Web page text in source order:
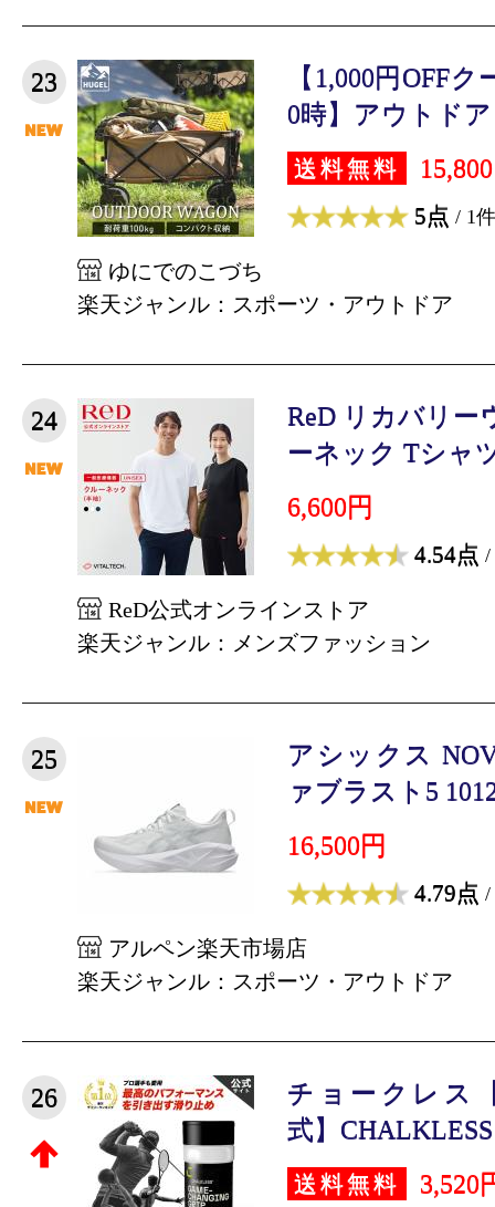
23
【1,000円OFF
0時】アウトド
送料無料
5点 / 1件
ゆにでのこづち
楽天ジャンル：スポーツ・アウトドア
24
ReD リカバリー
ーネック Tシャ
6,600円
4.54点 /
ReD公式オンラインストア
楽天ジャンル：メンズファッション
25
アシックス
ァブラスト5
16,500円
4.79点 /
アルペン楽天市場店
楽天ジャンル：スポーツ・アウトドア
26
チョークレス
式】
送料無料 3,520